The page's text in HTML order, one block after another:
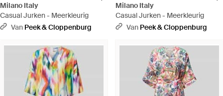
Milano Italy
Casual Jurken - Meerkleurig
Van Peek & Cloppenburg
Milano Italy
Casual Jurken - Meerkleurig
Van Peek & Cloppenburg